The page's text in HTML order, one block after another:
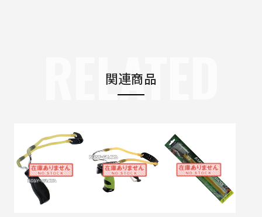
関連商品
RELATED